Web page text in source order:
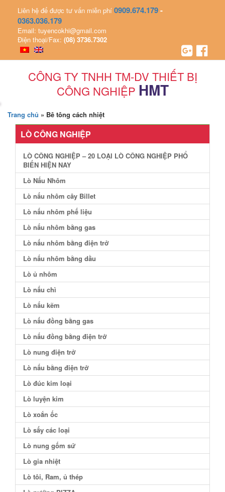
Liên hệ để được tư vấn miễn phí 0909.674.179-
0363.036.179
Email: tuyencokhi@gmail.com
Điện thoại/Fax: (08) 3736.7302
CÔNG TY TNHH TM-DV THIẾT BỊ
CÔNG NGHIỆP HMT
Trang chủ » Bê tông cách nhiệt
LÒ CÔNG NGHIỆP
LÒ CÔNG NGHIỆP – 20 LOẠI LÒ CÔNG NGHIỆP PHỔ
BIẾN HIỆN NAY
Lò Nấu Nhôm
Lò nấu nhôm cây Billet
Lò nấu nhôm phế liệu
Lò nấu nhôm bằng gas
Lò nấu nhôm bằng điện trở
Lò nấu nhôm bằng dầu
Lò ủ nhôm
Lò nấu chì
Lò nấu kẽm
Lò nấu đồng bằng gas
Lò nấu đồng bằng điện trở
Lò nung điện trở
Lò nấu bằng điện trở
Lò đúc kim loại
Lò luyện kim
Lò xoắn ốc
Lò sấy các loại
Lò nung gốm sứ
Lò gia nhiệt
Lò tôi, Ram, ủ thép